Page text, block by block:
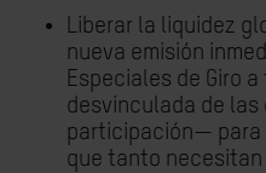
Liberar la liquidez
nueva emisión
Especiales de Giro
desvinculada de las
participación— para
que tanto necesitan